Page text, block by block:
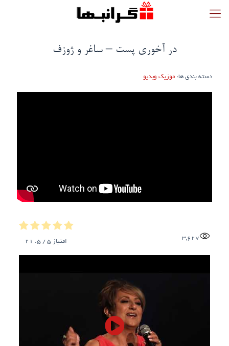
در آخوری پست – ساغر و ژوزف
دسته بندی ها: موزیک ویدیو
3,627 امتیاز 5
/ 5.
21